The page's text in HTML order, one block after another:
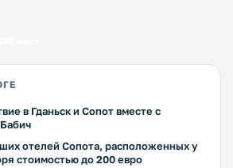
в Гданьск и Сопот вместе с
отелей Сопота, расположенных у
стоимостью до 200 евро